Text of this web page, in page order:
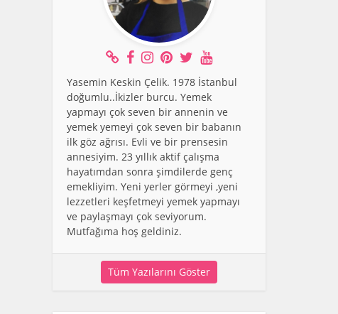
Yasemin Keskin Çelik. 1978 İstanbul
doğumlu..İkizler burcu. Yemek
yapmayı çok seven bir annenin ve
yemek yemeyi çok seven bir babanın
ilk göz ağrısı. Evli ve bir prensesin
annesiyim. 23 yıllık aktif çalışma
hayatımdan sonra şimdilerde genç
emekliyim. Yeni yerler görmeyi ,yeni
lezzetleri keşfetmeyi yemek yapmayı
ve paylaşmayı çok seviyorum.
Mutfağıma hoş geldiniz.
Tüm Yazılarını Göster